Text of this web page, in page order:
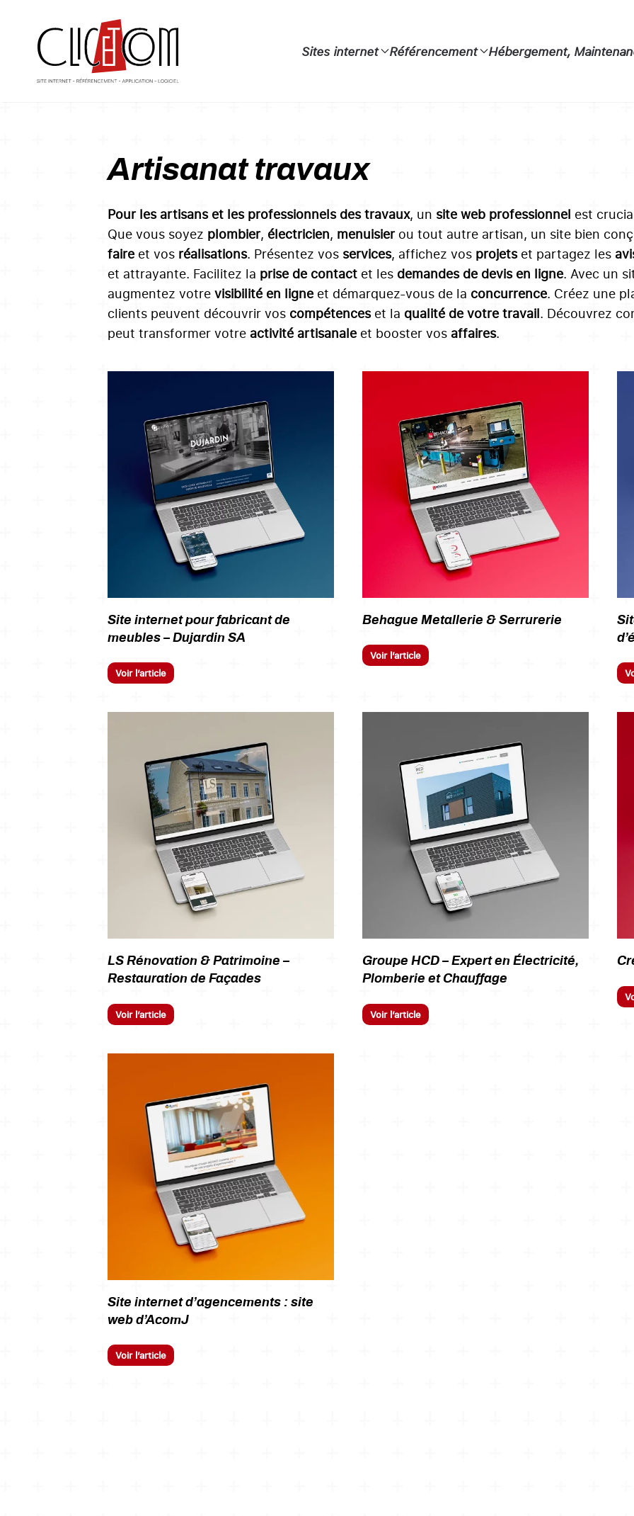
Skip
to
main
Sites internet Référencement Hébergement,
Artisanat travaux
Pour les artisans et les professionnels des travaux, un site web professionnel est
Que vous soyez plombier, électricien, menuisierou tout autre artisan, un site bien
faire et vos réalisations. Présentez vos services, affichez vos projetset partagez les
et attrayante. Facilitez la prise de contact et les demandes de devis en ligne. Avec un
augmentez votre visibilité en ligne et démarquez-vous de la concurrence. Créez une
clients peuvent découvrir vos compétenceset la qualité de votre travail. Découvrez
peut transformer votre activité artisanale et booster vos affaires.
Site internet pour fabricant de
meubles – Dujardin SA
Voir l’article
Behague Metallerie & Serrurerie
Voir l’article
LS Rénovation & Patrimoine –
Restauration de Façades
Voir l’article
Groupe HCD – Expert en Électricité,
Plomberie et Chauffage
Voir l’article
Site internet d’agencements : site
web d’AcomJ
Voir l’article